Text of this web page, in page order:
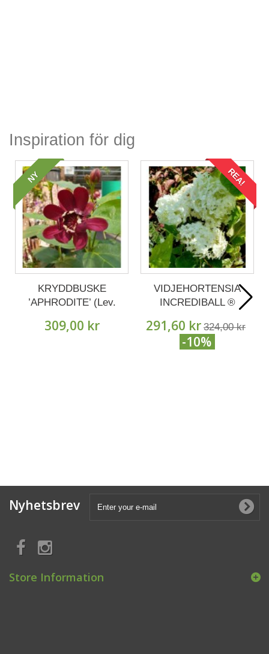
Inspiration för dig
NY
KRYDDBUSKE
’APHRODITE’ (Lev.
309,00 kr
REA!
VIDJEHORTENSIA
INCREDIBALL ®
291,60 kr 324,00 kr
-10%
Nyhetsbrev
Store Information